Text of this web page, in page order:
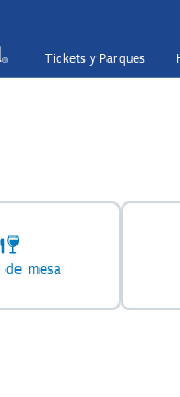
Tickets y Parques
de mesa